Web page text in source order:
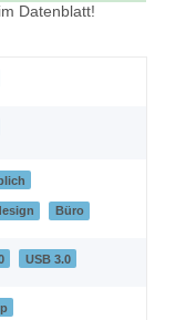
Datenblatt!
Büro
USB 3.0